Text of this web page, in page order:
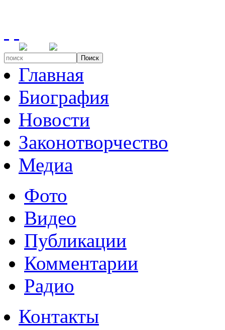
Поиск
Главная
Биография
Новости
Законотворчество
Медиа
Фото
Видео
Публикации
Комментарии
Радио
Контакты